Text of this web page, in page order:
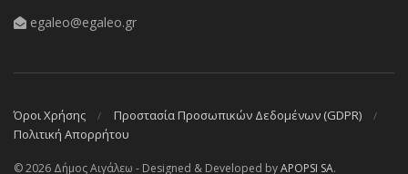
egaleo@egaleo.gr
Όροι Χρήσης
Προστασία Προσωπικών Δεδομένων (GDPR)
Πολιτική Απορρήτου
© 2026 Δήμος Αιγάλεω - Designed & Developed byAPOPSI SA.